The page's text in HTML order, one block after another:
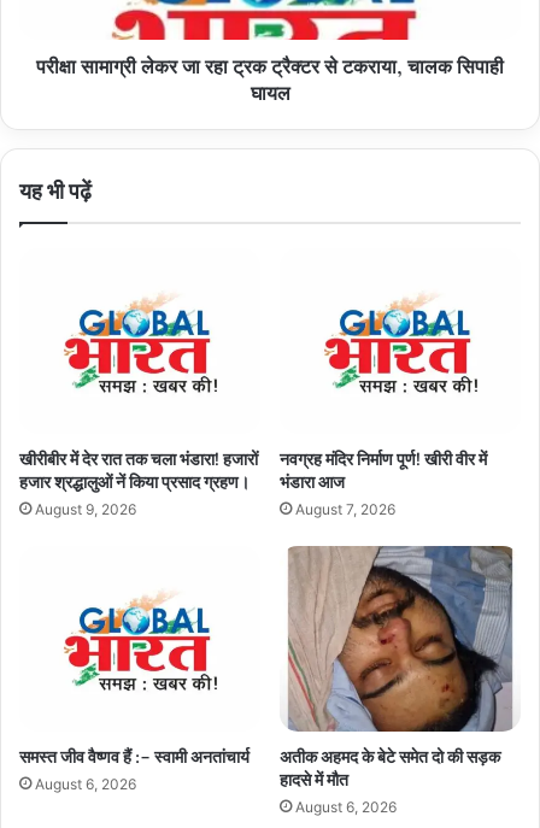
चालक
परीक्षा सामाग्री लेकर जा रहा ट्रक ट्रैक्टर से टकराया, चालक सिपाही
घायल
यह भी पढ़ें
खीरीबीर में देर रात तक चला भंडारा! हजारों
हजार श्रद्धालुओं नें किया प्रसाद ग्रहण।
August 9, 2026
नवग्रह मंदिर निर्माण पूर्ण! खीरी वीर में
भंडारा आज
August 7, 2026
समस्त जीव वैष्णव हैं :– स्वामी अनतांचार्य
August 6, 2026
अतीक अहमद के बेटे समेत दो की सड़क
हादसे में मौत
August 6, 2026